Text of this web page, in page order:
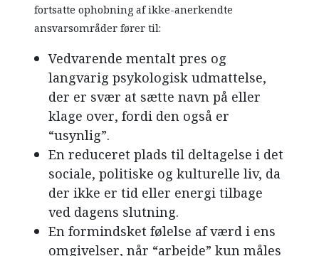
fortsatte ophobning af ikke-anerkendte
ansvarsområder fører til:
Vedvarende mentalt pres og
langvarig psykologisk udmattelse,
der er svær at sætte navn på eller
klage over, fordi den også er
“usynlig”.
En reduceret plads til deltagelse i det
sociale, politiske og kulturelle liv, da
der ikke er tid eller energi tilbage
ved dagens slutning.
En formindsket følelse af værd i ens
omgivelser, når “arbejde” kun måles